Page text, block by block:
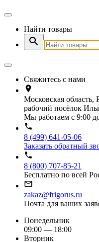
Найти товары
Свяжитесь с нами
Московская область,
рабочий посёлок
Мы работаем с 9:00
8 (499) 641-05-06
Заказать обратный
8 (800) 707-85-21
Бесплатно по всей
zakaz@frigorus.ru
Почта для ваших
Понедельник
09:00 — 18:00
Вторник